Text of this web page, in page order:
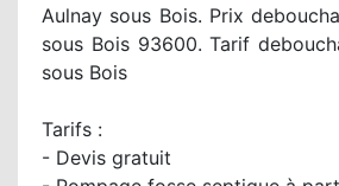
Aulnay sous Bois. Prix
sous Bois 93600. Tarif
sous Bois
Tarifs :
- Devis gratuit